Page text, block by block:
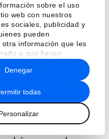
sobre el uso
web con nuestros
sociales, publicidad y
pueden
información que les
o que hayan
del uso que haya
todas
Denegar
viendo que la gente
de los sitios en los
en la
da mantenimiento.
no por lo
la que hacen
ciberataque a Target,
filtro en uno de sus
al sistema de la